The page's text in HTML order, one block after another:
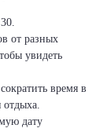
от разных
увидеть
время в
отдыха.
дату